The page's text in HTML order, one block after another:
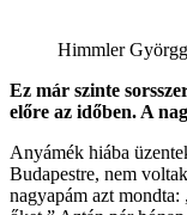
Himmler
Ez már szinte
előre az időben. A
Anyámék hiába
Budapestre, nem
nagyapám azt